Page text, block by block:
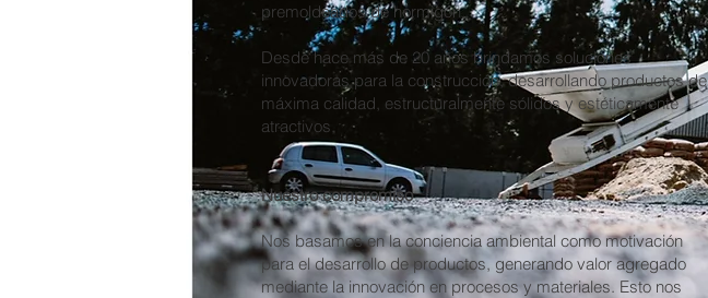
premoldeados de hormigón.
Desde hace más de 20 años brindamos soluciones
innovadoras para la construcción, desarrollando productos de
máxima calidad, estructuralmente sólidos y estéticamente
atractivos.
Nuestro compromiso
Nos basamos en la conciencia ambiental como motivación
para el desarrollo de productos, generando valor agregado
mediante la innovación en procesos y materiales. Esto nos